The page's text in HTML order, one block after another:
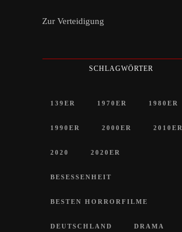
Zur Verteidigung
SCHLAGWÖRTER
139ER 1970ER 1980ER
1990ER 2000ER 2010ER
2020 2020ER
BESESSENHEIT
BESTEN HORRORFILME
DEUTSCHLAND DRAMA